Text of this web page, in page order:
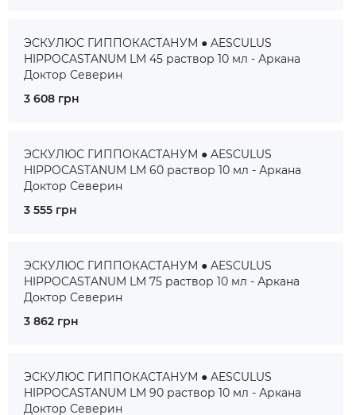
ЭСКУЛЮС ГИППОКАСТАНУМ ● AESCULUS
HIPPOCASTANUM LM 45 раствор 10 мл - Аркана
Доктор Северин
3 608 грн
ЭСКУЛЮС ГИППОКАСТАНУМ ● AESCULUS
HIPPOCASTANUM LM 60 раствор 10 мл - Аркана
Доктор Северин
3 555 грн
ЭСКУЛЮС ГИППОКАСТАНУМ ● AESCULUS
HIPPOCASTANUM LM 75 раствор 10 мл - Аркана
Доктор Северин
3 862 грн
ЭСКУЛЮС ГИППОКАСТАНУМ ● AESCULUS
HIPPOCASTANUM LM 90 раствор 10 мл - Аркана
Доктор Северин